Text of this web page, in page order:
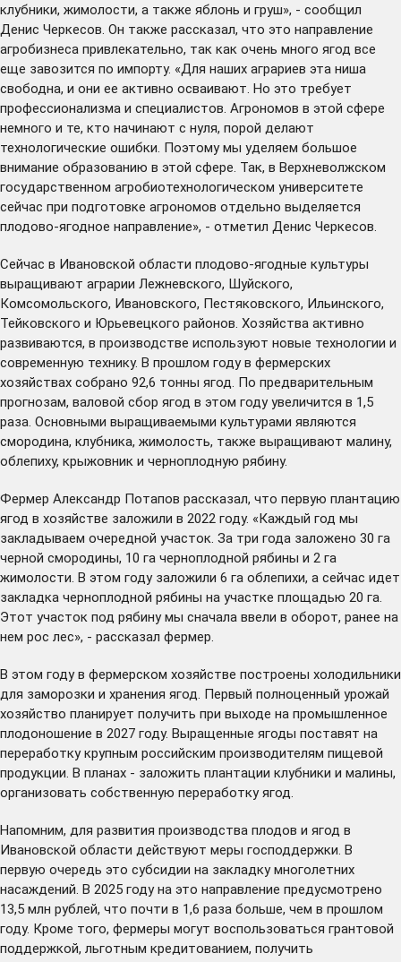
клубники, жимолости, а также яблонь и груш», - сообщил
Денис Черкесов. Он также рассказал, что это направление
агробизнеса привлекательно, так как очень много ягод все
еще завозится по импорту. «Для наших аграриев эта ниша
свободна, и они ее активно осваивают. Но это требует
профессионализма и специалистов. Агрономов в этой сфере
немного и те, кто начинают с нуля, порой делают
технологические ошибки. Поэтому мы уделяем большое
внимание образованию в этой сфере. Так, в Верхневолжском
государственном агробиотехнологическом университете
сейчас при подготовке агрономов отдельно выделяется
плодово-ягодное направление», - отметил Денис Черкесов.
Сейчас в Ивановской области плодово-ягодные культуры
выращивают аграрии Лежневского, Шуйского,
Комсомольского, Ивановского, Пестяковского, Ильинского,
Тейковского и Юрьевецкого районов. Хозяйства активно
развиваются, в производстве используют новые технологии и
современную технику. В прошлом году в фермерских
хозяйствах собрано 92,6 тонны ягод. По предварительным
прогнозам, валовой сбор ягод в этом году увеличится в 1,5
раза. Основными выращиваемыми культурами являются
смородина, клубника, жимолость, также выращивают малину,
облепиху, крыжовник и черноплодную рябину.
Фермер Александр Потапов рассказал, что первую плантацию
ягод в хозяйстве заложили в 2022 году. «Каждый год мы
закладываем очередной участок. За три года заложено 30 га
черной смородины, 10 га черноплодной рябины и 2 га
жимолости. В этом году заложили 6 га облепихи, а сейчас идет
закладка черноплодной рябины на участке площадью 20 га.
Этот участок под рябину мы сначала ввели в оборот, ранее на
нем рос лес», - рассказал фермер.
В этом году в фермерском хозяйстве построены холодильники
для заморозки и хранения ягод. Первый полноценный урожай
хозяйство планирует получить при выходе на промышленное
плодоношение в 2027 году. Выращенные ягоды поставят на
переработку крупным российским производителям пищевой
продукции. В планах - заложить плантации клубники и малины,
организовать собственную переработку ягод.
Напомним, для развития производства плодов и ягод в
Ивановской области действуют меры господдержки. В
первую очередь это субсидии на закладку многолетних
насаждений. В 2025 году на это направление предусмотрено
13,5 млн рублей, что почти в 1,6 раза больше, чем в прошлом
году. Кроме того, фермеры могут воспользоваться грантовой
поддержкой, льготным кредитованием, получить